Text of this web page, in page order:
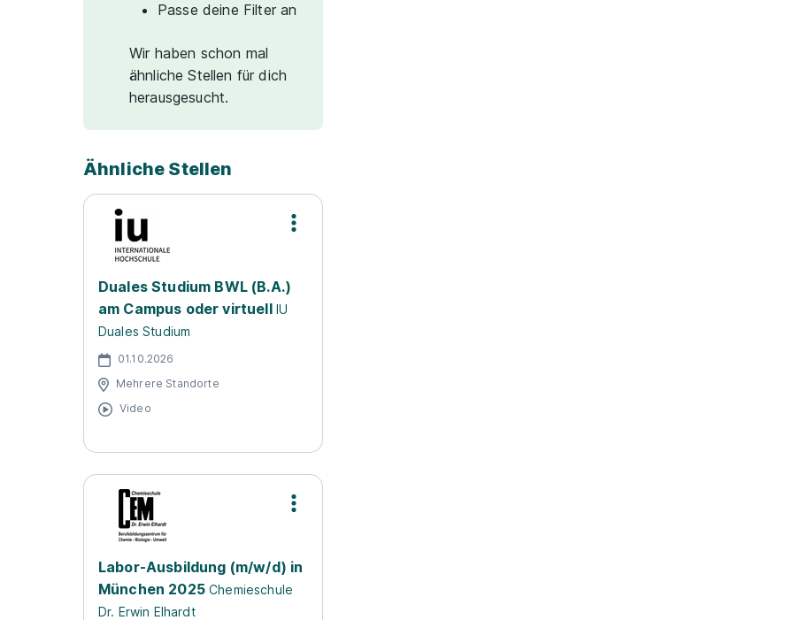
Passe deine Filter an
Wir haben schon mal
ähnliche Stellen für dich
herausgesucht.
Ähnliche Stellen
Duales Studium BWL (B.A.)
am Campus oder virtuell IU
Duales Studium
01.10.2026
Mehrere Standorte
Video
Labor-Ausbildung (m/w/d) in
München 2025 Chemieschule
Dr. Erwin Elhardt